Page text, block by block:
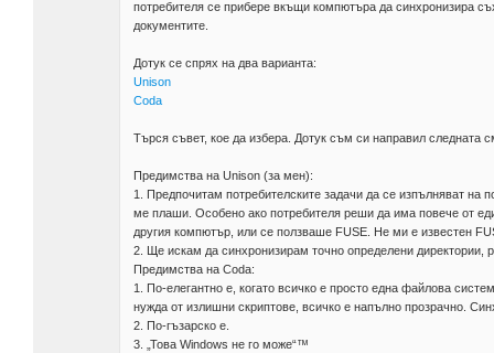
потребителя се прибере вкъщи компютъра да синхронизира
документите.
Дотук се спрях на два варианта:
Unison
Coda
Търся съвет, кое да избера. Дотук съм си направил следната
Предимства на Unison (за мен):
1. Предпочитам потребителските задачи да се изпълняват на
ме плаши. Особено ако потребителя реши да има повече от
другия компютър, или се ползваше FUSE. Не ми е известен
2. Ще искам да синхронизирам точно определени
Предимства на Coda:
1. По-елегантно е, когато всичко е просто една файлова
нужда от излишни скриптове, всичко е напълно прозрачно.
2. По-гъзарско е.
3. „Това Windows не го може“™